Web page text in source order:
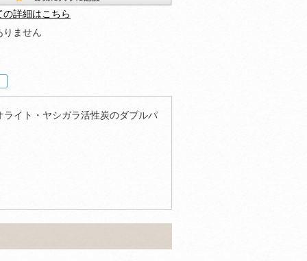
詳細はこちら
りません
イト・ヤシガラ活性炭のダブルパ